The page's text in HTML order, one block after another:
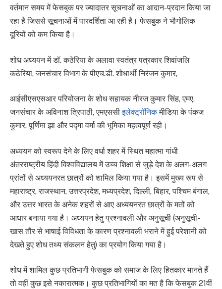
वर्तमान समय में फेसबुक पर ज्यादातर सूचनाओं का आदान-प्रदान किया जा
रहा है जिससे सूचनाओं में पारदर्शिता आ रही है। फेसबुक ने भौगोलिक
दूरियों को कम किया है।
शोध अध्ययन में डॉ. कठेरिया के अलावा स्वतंत्र पत्रकार शिवांजलि
कठेरिया, जनसंचार विभाग के पीएच.डी. शोधार्थी निरंजन कुमार,
आईसीएसएसआर परियोजना के शोध सहायक नीरज कुमार सिंह, एमए.
जनसंचार के अविनाश त्रिपाठी, एमएससीइलेक्ट्रॉनिकमीडिया के पंकज
कुमार, पूर्णिमा झा और पद्मा वर्मा की भूमिका महत्वपूर्ण रही।
अध्ययन को स्वरूप देने के लिए वर्धा शहर में स्थित महात्मा गांधी
अंतरराष्ट्रीय हिंदी विश्वविद्यालय में उच्च शिक्षा से जुड़े देश के अलग-अलग
प्रांतों से अध्ययनरत छात्रों को शामिल किया गया है। इसमें मुख्य रूप से
महाराष्ट्र, राजस्थान, उत्तरप्रदेश, मध्यप्रदेश, दिल्ली, बिहार, पश्चिम बंगाल,
और उत्तर भारत के अनेक शहरों से आए अध्ययनरत छात्रों के मतों को
आधार बनाया गया है। अध्ययन हेतु प्रश्नावली और अनुसूची (अनुसूची-
खास तौर से भाषाई विविधता के कारण प्रश्नावली भराने में हुई परेशानी को
देखते हुए शोध तथ्य संकलन हेतु) का प्रयोग किया गया है।
शोध में शामिल कुछ प्रतिभागी फेसबुक को समाज के लिए हितकार मानते हैं
तो वहीं कुछ इसे नकारात्मक। कुछ प्रतिभागियों का मत है कि फेसबुक 21वीं